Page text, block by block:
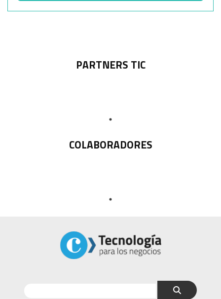
PARTNERS TIC
COLABORADORES